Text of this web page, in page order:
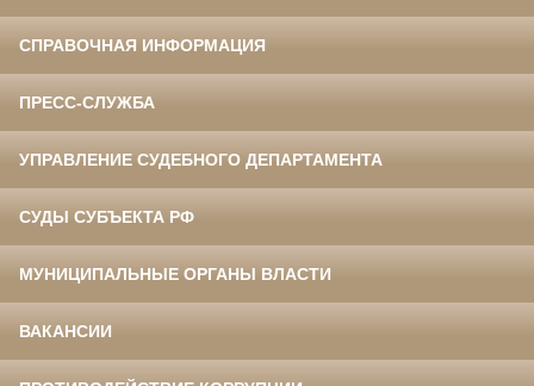
СПРАВОЧНАЯ ИНФОРМАЦИЯ
ПРЕСС-СЛУЖБА
УПРАВЛЕНИЕ СУДЕБНОГО ДЕПАРТАМЕНТА
СУДЫ СУБЪЕКТА РФ
МУНИЦИПАЛЬНЫЕ ОРГАНЫ ВЛАСТИ
ВАКАНСИИ